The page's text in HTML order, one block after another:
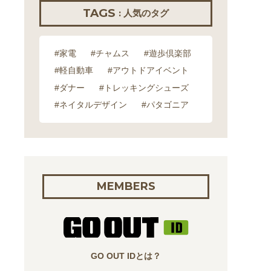
TAGS : 人気のタグ
#家電 #チャムス
#遊歩倶楽部
#軽自動車
#アウトドアイベント
#ダナー
#トレッキングシューズ
#ネイタルデザイン
#パタゴニア
MEMBERS
GO OUT IDとは？